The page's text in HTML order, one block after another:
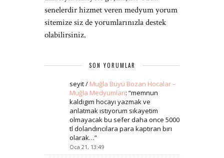
senelerdir hizmet veren medyum yorum
sitemize siz de yorumlarınızla destek
olabilirsiniz.
SON YORUMLAR
seyit/ Muğla Büyü Bozan Hocalar –
Muğla Medyumları: “memnun
kaldıgım hocayı yazmak ve
anlatmak ıstıyorum sıkayetim
olmayacak bu sefer daha once 5000
tl dolandırıcılara para kaptıran bırı
olarak…”
Oca 21, 13:49